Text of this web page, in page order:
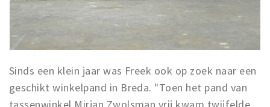
Sinds een klein jaar was Freek ook op zoek naar een
geschikt winkelpand in Breda. "Toen het pand van